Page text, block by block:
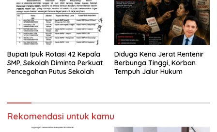
Bupati Ipuk Rotasi 42 Kepala
SMP, Sekolah Diminta Perkuat
Pencegahan Putus Sekolah
Diduga Kena Jerat Rentenir
Berbunga Tinggi, Korban
Tempuh Jalur Hukum
Rekomendasi untuk kamu